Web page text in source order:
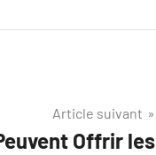
Article suivant
Offrir les